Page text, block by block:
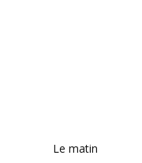
Le matin